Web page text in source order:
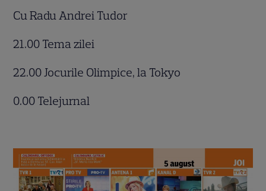
Cu Radu Andrei Tudor
21.00 Tema zilei
22.00 Jocurile Olimpice, la Tokyo
0.00 Telejurnal